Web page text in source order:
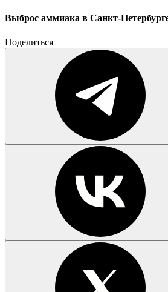
Выброс аммиака в Санкт-
Поделиться